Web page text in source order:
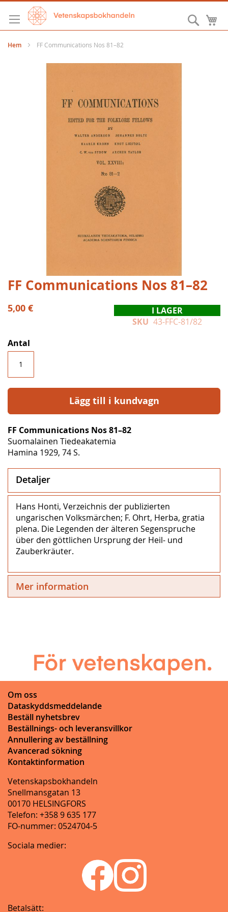
Hoppa
till
innehållet
Sök
Hem FF Communications Nos 81–82
Hoppa
till
början
av
FF Communications Nos 81–82
5,00 €
I LAGER
SKU 43-FFC-81/82
Antal
Lägg till i kundvagn
FF Communications Nos 81–82
Suomalainen Tiedeakatemia
Hamina 1929, 74 S.
Detaljer
Hans Honti, Verzeichnis der publizierten
ungarischen Volksmärchen; F. Ohrt, Herba, gratia
plena. Die Legenden der älteren Segenspruche
über den göttlichen Ursprung der Heil- und
Zauberkräuter.
Mer information
Om oss
Dataskyddsmeddelande
Beställ nyhetsbrev
Beställnings- och leveransvillkor
Annullering av beställning
Avancerad sökning
Kontaktinformation
Vetenskapsbokhandeln
Snellmansgatan 13
00170 HELSINGFORS
Telefon: +358 9 635 177
FO-nummer: 0524704-5
Sociala medier:
Betalsätt: